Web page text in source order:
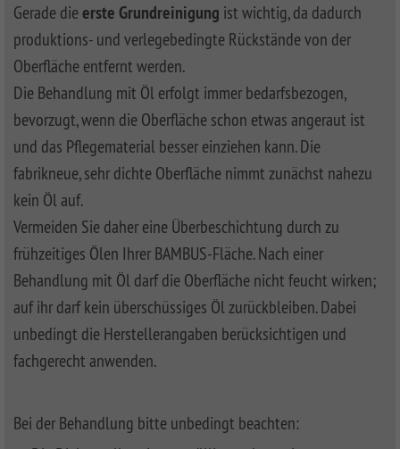
Gerade dieerste Grundreinigung ist wichtig, da dadurch
produktions- und verlegebedingte Rückstände von der
Oberfläche entfernt werden.
Die Behandlung mit Öl erfolgt immer bedarfsbezogen,
bevorzugt, wenn die Oberfläche schon etwas angeraut ist
und das Pflegematerial besser einziehen kann. Die
fabrikneue, sehr dichte Oberfläche nimmt zunächst nahezu
kein Öl auf.
Vermeiden Sie daher eine Überbeschichtung durch zu
frühzeitiges Ölen Ihrer BAMBUS-Fläche. Nach einer
Behandlung mit Öl darf die Oberfläche nicht feucht wirken;
auf ihr darf kein überschüssiges Öl zurückbleiben. Dabei
unbedingt die Herstellerangaben berücksichtigen und
fachgerecht anwenden.
Bei der Behandlung bitte unbedingt beachten: